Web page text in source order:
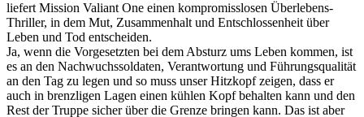
liefert Mission Valiant One einen kompromisslosen Überlebens-
Thriller, in dem Mut, Zusammenhalt und Entschlossenheit über
Leben und Tod entscheiden.
Ja, wenn die Vorgesetzten bei dem Absturz ums Leben kommen, ist
es an den Nachwuchssoldaten, Verantwortung und Führungsqualität
an den Tag zu legen und so muss unser Hitzkopf zeigen, dass er
auch in brenzligen Lagen einen kühlen Kopf behalten kann und den
Rest der Truppe sicher über die Grenze bringen kann. Das ist aber